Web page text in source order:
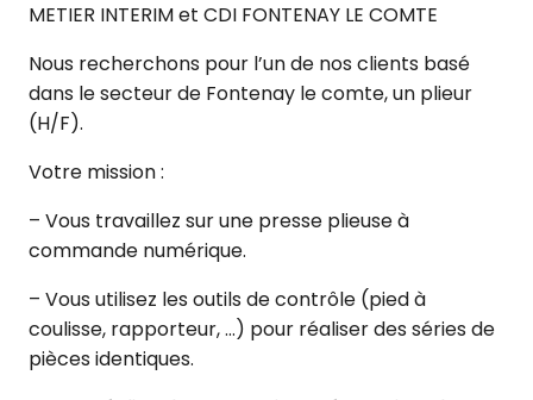
METIER INTERIM et CDI FONTENAY LE COMTE
Nous recherchons pour l’un de nos clients basé
dans le secteur de Fontenay le comte, un plieur
(H/F).
Votre mission :
– Vous travaillez sur une presse plieuse à
commande numérique.
– Vous utilisez les outils de contrôle (pied à
coulisse, rapporteur, …) pour réaliser des séries de
pièces identiques.